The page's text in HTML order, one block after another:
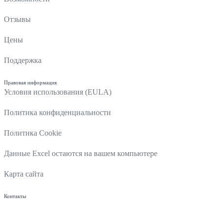
Отзывы
Цены
Поддержка
Правовая информация
Условия использования (EULA)
Политика конфиденциальности
Политика Cookie
Данные Excel остаются на вашем компьютере
Карта сайта
Контакты